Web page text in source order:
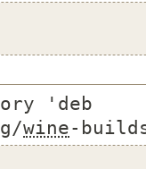
'deb
wine-